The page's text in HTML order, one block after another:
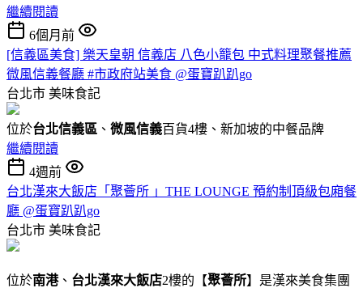
繼續閱讀
6個月前
[信義區美食] 樂天皇朝 信義店 八色小籠包 中式料理聚餐推薦
微風信義餐廳 #市政府站美食 @蛋寶趴趴go
台北市 美味食記
位於台北信義區 、 微風信義百貨4樓、新加坡的中餐品牌
繼續閱讀
4週前
台北漢來大飯店「聚薈所 」THE LOUNGE 預約制頂級包廂餐
廳 @蛋寶趴趴go
台北市 美味食記
位於南港、 台北漢來大飯店2樓的【聚薈所】是漢來美食集團